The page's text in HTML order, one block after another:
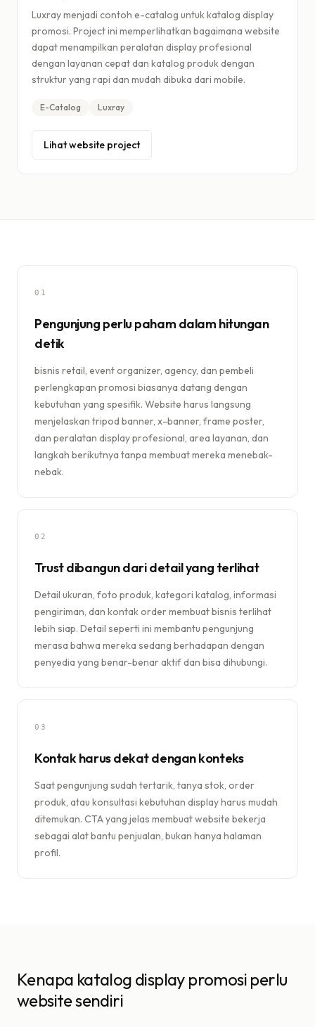
Luxray menjadi contoh e-catalog untuk katalog display
promosi. Project ini memperlihatkan bagaimana website
dapat menampilkan peralatan display profesional
dengan layanan cepat dan katalog produk dengan
struktur yang rapi dan mudah dibuka dari mobile.
E-Catalog Luxray
Lihat website project
01
Pengunjung perlu paham dalam hitungan
detik
bisnis retail, event organizer, agency, dan pembeli
perlengkapan promosi biasanya datang dengan
kebutuhan yang spesifik. Website harus langsung
menjelaskan tripod banner, x-banner, frame poster,
dan peralatan display profesional, area layanan, dan
langkah berikutnya tanpa membuat mereka menebak-
nebak.
02
Trust dibangun dari detail yang terlihat
Detail ukuran, foto produk, kategori katalog, informasi
pengiriman, dan kontak order membuat bisnis terlihat
lebih siap. Detail seperti ini membantu pengunjung
merasa bahwa mereka sedang berhadapan dengan
penyedia yang benar-benar aktif dan bisa dihubungi.
03
Kontak harus dekat dengan konteks
Saat pengunjung sudah tertarik, tanya stok, order
produk, atau konsultasi kebutuhan display harus mudah
ditemukan. CTA yang jelas membuat website bekerja
sebagai alat bantu penjualan, bukan hanya halaman
profil.
Kenapa katalog display promosi perlu
website sendiri